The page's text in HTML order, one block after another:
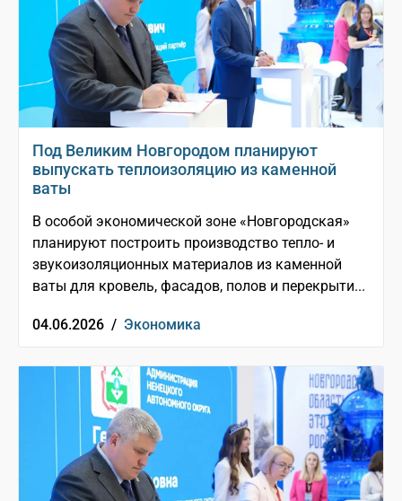
Под Великим Новгородом планируют
выпускать теплоизоляцию из каменной
ваты
В особой экономической зоне «Новгородская»
планируют построить производство тепло- и
звукоизоляционных материалов из каменной
ваты для кровель, фасадов, полов и перекрыти...
04.06.2026 / Экономика